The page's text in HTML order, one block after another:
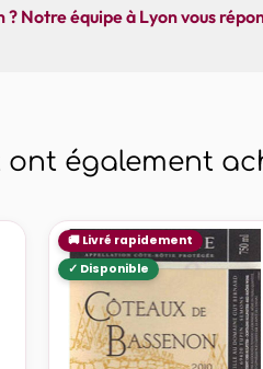
? Notre équipe à Lyon vous
également